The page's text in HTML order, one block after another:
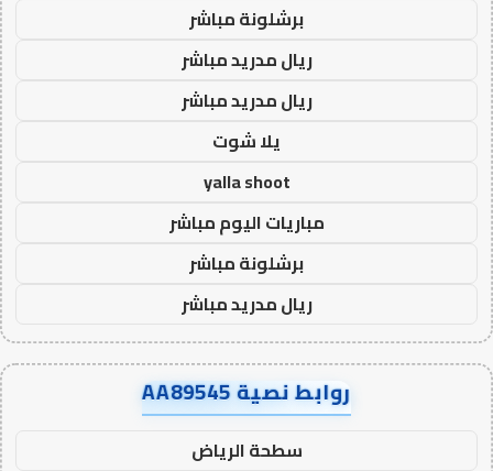
برشلونة مباشر
ريال مدريد مباشر
ريال مدريد مباشر
يلا شوت
yalla shoot
مباريات اليوم مباشر
برشلونة مباشر
ريال مدريد مباشر
روابط نصية AA89545
سطحة الرياض